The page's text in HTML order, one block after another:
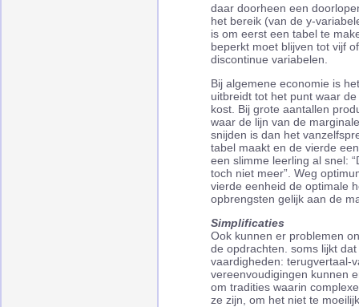
daar doorheen een
het bereik (van de y-
is om eerst een tabel te
beperkt moet blijven tot vijf
discontinue variabelen.
Bij algemene economie is
uitbreidt tot het punt waar
kost. Bij grote aantallen
waar de lijn van de
snijden is dan het
tabel maakt en de vierde
een slimme leerling al snel:
toch niet meer”. Weg
vierde eenheid de optimale
opbrengsten gelijk aan de
Simplificaties
Ook kunnen er problemen
de opdrachten. soms lijkt
vaardigheden: terugvertaal-
vereenvoudigingen kunnen
om tradities waarin
ze zijn, om het niet te